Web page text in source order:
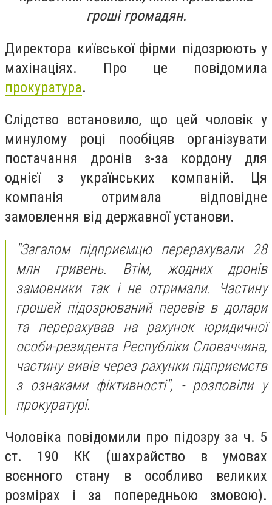
гроші громадян.
Директора київської фірми підозрюють у
махінаціях. Про це повідомила
прокуратура.
Слідство встановило, що цей чоловік у
минулому році пообіцяв організувати
постачання дронів з-за кордону для
однієї з українських компаній. Ця
компанія отримала відповідне
замовлення від державної установи.
"Загалом підприємцю перерахували 28
млн гривень. Втім, жодних дронів
замовники так і не отримали. Частину
грошей підозрюваний перевів в долари
та перерахував на рахунок юридичної
особи-резидента Республіки Словаччина,
частину вивів через рахунки підприємств
з ознаками фіктивності", - розповіли у
прокуратурі.
Чоловіка повідомили про підозру за ч. 5
ст. 190 КК (шахрайство в умовах
воєнного стану в особливо великих
розмірах і за попередньою змовою).